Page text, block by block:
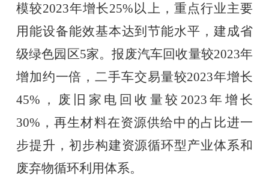
模较2023年增长25%以上，重点行业主要
用能设备能效基本达到节能水平，建成省
级绿色园区5家。报废汽车回收量较2023年
增加约一倍，二手车交易量较2023年增长
45%，废旧家电回收量较2023年增长
30%，再生材料在资源供给中的占比进一
步提升，初步构建资源循环型产业体系和
废弃物循环利用体系。